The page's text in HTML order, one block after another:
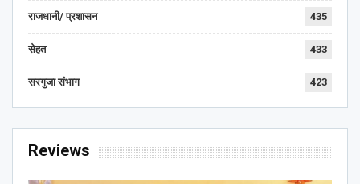
राजधानी/ प्रशासन 435
सेहत 433
सरगुजा संभाग 423
Reviews